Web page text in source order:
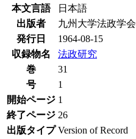
本文言語
日本語
出版者
九州大学法政学会
発行日
1964-08-15
収録物名
法政研究
巻
31
号
1
開始ページ 1
終了ページ 26
出版タイプ Version of Record